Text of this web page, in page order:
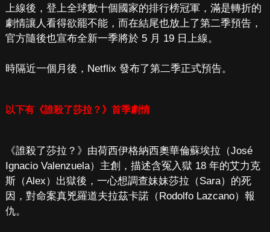
上線後，登上全球數十個國家的排行榜冠軍，滿是轉折的
劇情讓人看得欲罷不能，而在結尾也放上了第二季預告，
官方隨後也宣布全新一季將於 5 月 19 日上線。
時隔近一個月後，Netflix 發布了第二季正式預告。
以下有《誰殺了莎拉？》首季劇情
《誰殺了莎拉？》由荷西伊格納西奧華倫蘇埃拉（José
Ignacio Valenzuela）主創，描述含冤入獄 18 年的艾力克
斯（Alex）出獄後，一心想調查妹妹莎拉（Sara）的死
因，對命案真兇羅道夫拉茲卡諾（Rodolfo Lazcano）報
仇。